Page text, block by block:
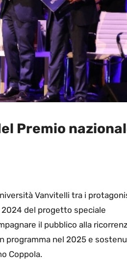
Premio
Vanvitelli tra i
2024 del progetto speciale
il pubblico alla
programma nel 2025 e
Coppola.